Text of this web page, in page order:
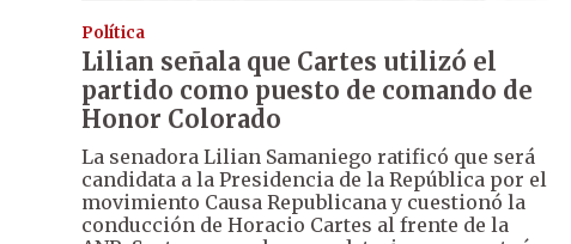
Política
Lilian señala que Cartes utilizó el
partido como puesto de comando de
Honor Colorado
La senadora Lilian Samaniego ratificó que será
candidata a la Presidencia de la República por el
movimiento Causa Republicana y cuestionó la
conducción de Horacio Cartes al frente de la